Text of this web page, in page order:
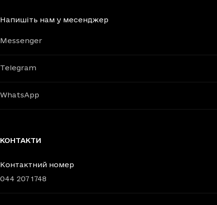
Напишіть нам у месенджер
Messenger
Telegram
WhatsApp
КОНТАКТИ
Контактний номер
044 207 1748